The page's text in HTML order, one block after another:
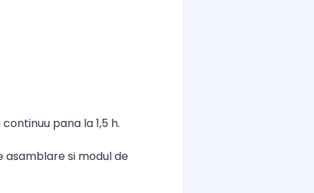
pana la 1,5 h.
asamblare si modul de